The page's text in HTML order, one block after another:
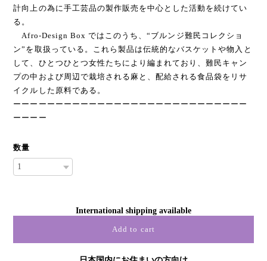
計向上の為に手工芸品の製作販売を中心とした活動を続けてい
る。
Afro-Design Box ではこのうち、“ブルンジ難民コレクショ
ン”を取扱っている。これら製品は伝統的なバスケットや物入と
して、ひとつひとつ女性たちにより編まれており、難民キャン
プの中および周辺で栽培される麻と、配給される食品袋をリサ
イクルした原料である。
ーーーーーーーーーーーーーーーーーーーーーーーーーーーー
ーーーー
数量
International shipping available
Add to cart